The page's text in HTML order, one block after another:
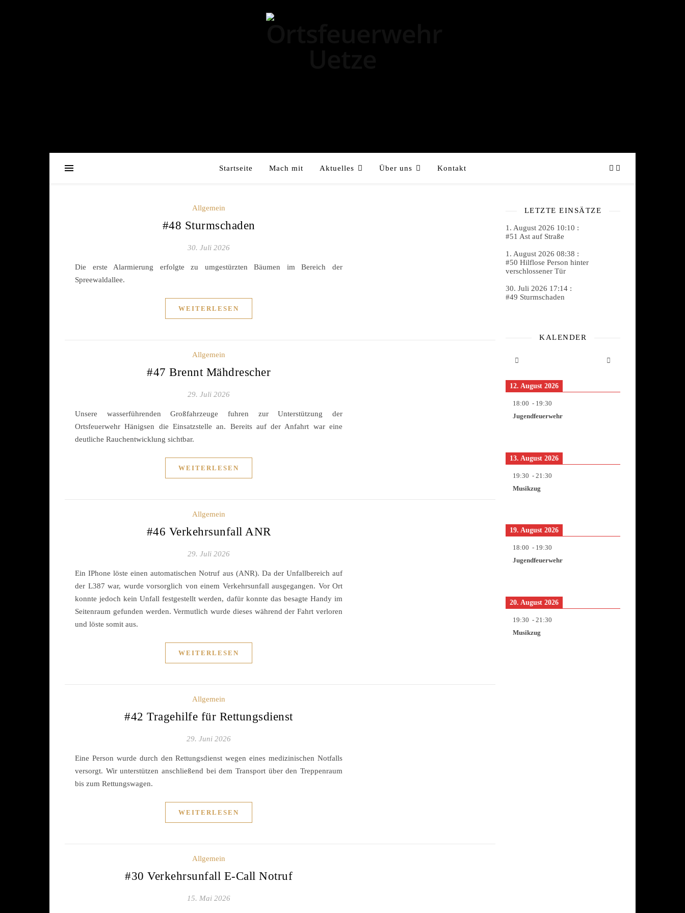
Startseite Mach mit Aktuelles Über uns Kontakt
Allgemein
#48 Sturmschaden
30. Juli 2026
Die erste Alarmierung erfolgte zu umgestürzten Bäumen im Bereich der
Spreewaldallee.
WEITERLESEN
Allgemein
#47 Brennt Mähdrescher
29. Juli 2026
Unsere wasserführenden Großfahrzeuge fuhren zur Unterstützung der
Ortsfeuerwehr Hänigsen die Einsatzstelle an. Bereits auf der Anfahrt war eine
deutliche Rauchentwicklung sichtbar.
WEITERLESEN
Allgemein
#46 Verkehrsunfall ANR
29. Juli 2026
Ein IPhone löste einen automatischen Notruf aus (ANR). Da der Unfallbereich auf
der L387 war, wurde vorsorglich von einem Verkehrsunfall ausgegangen. Vor Ort
konnte jedoch kein Unfall festgestellt werden, dafür konnte das besagte Handy im
Seitenraum gefunden werden. Vermutlich wurde dieses während der Fahrt verloren
und löste somit aus.
WEITERLESEN
Allgemein
#42 Tragehilfe für Rettungsdienst
29. Juni 2026
Eine Person wurde durch den Rettungsdienst wegen eines medizinischen Notfalls
versorgt. Wir unterstützen anschließend bei dem Transport über den Treppenraum
bis zum Rettungswagen.
WEITERLESEN
Allgemein
#30 Verkehrsunfall E-Call Notruf
15. Mai 2026
LETZTE EINSÄTZE
1. August 2026 10:10 :
#51 Ast auf Straße
1. August 2026 08:38 :
#50 Hilflose Person hinter
verschlossener Tür
30. Juli 2026 17:14 :
#49 Sturmschaden
KALENDER
12. August 2026
18:00 - 19:30
Jugendfeuerwehr
13. August 2026
19:30 - 21:30
Musikzug
19. August 2026
18:00 - 19:30
Jugendfeuerwehr
20. August 2026
19:30 - 21:30
Musikzug